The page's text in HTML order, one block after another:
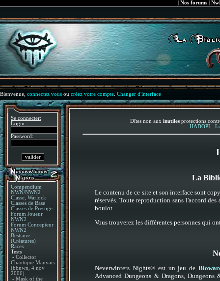
Nos forums|
Bienvenue, connectez vous ou créez votre compte Changer d'interface
Se connecter:
Login:
Password:
Compendium
NWN/NWN2
Classe, Warlock
Classes de Base
Classes de Prestige
Forum Joueur
NWN2
Forum Concepteur
NWN2
Bestiaire
(Créatures)
Races
Tests
- Collector
Chaotique Mauvais
(bbnwn, 4 nov
2006)
- Mask of the
Dîtes non aux inutiles protections
HADOPI -
La
Le contenu de ce site et son interface sont
réservés. Toute reproduction sans l'accord
boulot.
Vous trouverez les différentes personnes qui
Neverwinters Nights® est un jeu de
Advanced Dungeons & Dragons,